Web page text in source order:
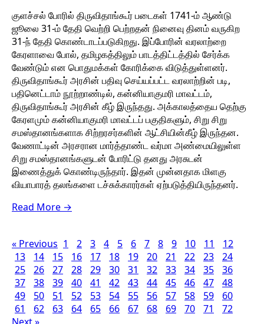
குளச்சல் போரில் திருவிதாங்கூர் படைகள் 1741-ம் ஆண்டு
ஜூலை 31-ம் தேதி வெற்றி பெற்றதன் நினைவு தினம் வருகிற
31-ந் தேதி கொண்டாடப்படுகிறது. இப்போரின் வரலாற்றை
கேரளாவை போல், தமிழகத்திலும் பாடத்திட்டத்தில் சேர்க்க
வேண்டும் என பொதுமக்கள் கோரிக்கை விடுத்துள்ளனர்.
திருவிதாங்கூர் அரசின் பதிவு செய்யப்பட்ட வரலாற்றின் படி,
பதினெட்டாம் நூற்றாண்டில், கன்னியாகுமரி மாவட்டம்,
திருவிதாங்கூர் அரசின் கீழ் இருந்தது. அக்காலத்தைய தெற்கு
கேரளமும் கன்னியாகுமரி மாவட்டப் பகுதிகளும், சிறு சிறு
சமஸ்தானங்களாக சிற்றரசர்களின் ஆட்சியின்கீழ் இருந்தன.
வேணாட்டின் அரசரான மார்த்தாண்ட வர்மா அண்மையிலுள்ள
சிறு சமஸ்தானங்களுடன் போரிட்டு தனது அரசுடன்
இணைத்துக் கொண்டிருந்தார். இதன் முன்னதாக மிளகு
வியாபாரத் தலங்களை டச்சுக்காரர்கள் ஏற்படுத்தியிருந்தனர்.
Read More →
« Previous 1 2 3 4 5 6 7 8 9 10 11
12
13
14 15 16 17 18 19 20 21 22 23
24
25
26 27 28 29 30 31 32 33 34 35
36
37
38 39 40 41 42 43 44 45 46 47
48
49
50 51 52 53 54 55 56 57 58 59
60
61
62 63 64 65 66 67 68 69 70 71
72